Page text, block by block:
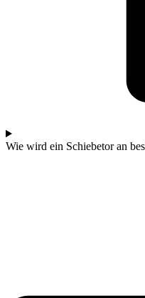
Wie wird ein Schiebetor an